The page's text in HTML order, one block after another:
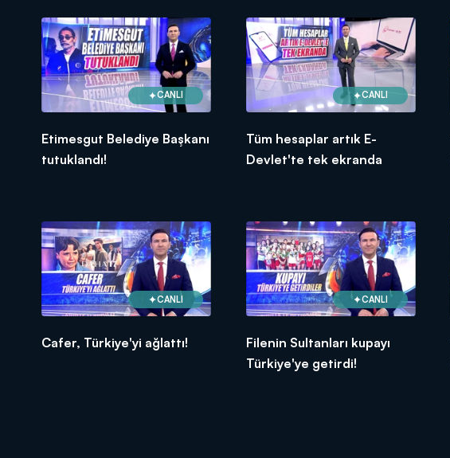
CANLI
Etimesgut Belediye Başkanı
tutuklandı!
CANLI
Tüm hesaplar artık E-
Devlet'te tek ekranda
CANLI
Cafer, Türkiye'yi ağlattı!
CANLI
Filenin Sultanları kupayı
Türkiye'ye getirdi!